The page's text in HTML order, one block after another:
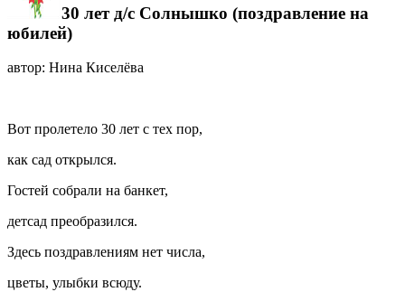
30 лет д/с Солнышко (поздравление на
юбилей)
автор: Нина Киселёва
Вот пролетело 30 лет с тех пор,
как сад открылся.
Гостей собрали на банкет,
детсад преобразился.
Здесь поздравлениям нет числа,
цветы, улыбки всюду.